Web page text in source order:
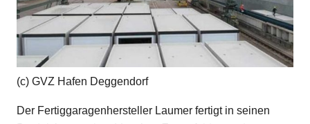
(c) GVZ Hafen Deggendorf
Der Fertiggaragenhersteller Laumer fertigt in seinen